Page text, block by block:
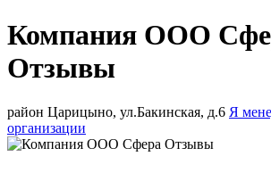
Компания ООО
Отзывы
район Царицыно, ул.Бакинская, д.6 Я
организации